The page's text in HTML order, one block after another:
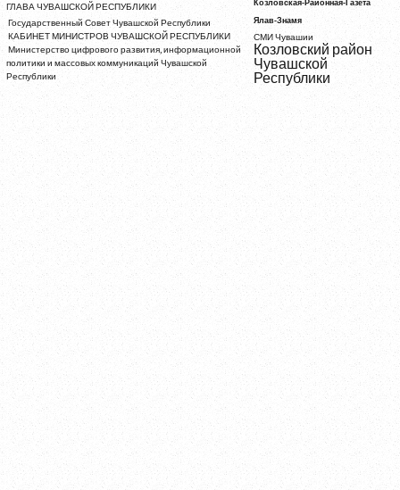
ГЛАВА ЧУВАШСКОЙ РЕСПУБЛИКИ
Государственный Совет Чувашской Республики
КАБИНЕТ МИНИСТРОВ ЧУВАШСКОЙ РЕСПУБЛИКИ
Министерство цифрового развития, информационной
политики и массовых коммуникаций Чувашской
Республики
Козловская-Районная-Газета
Ялав-Знамя
СМИ Чувашии
Козловский район
Чувашской
Республики